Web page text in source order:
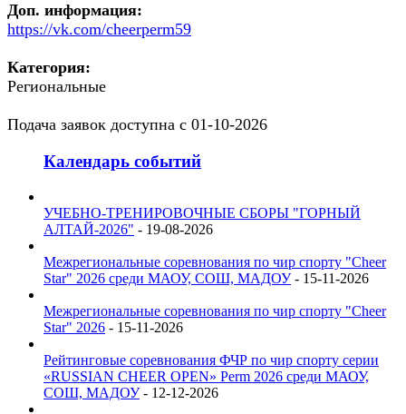
Доп. информация:
https://vk.com/cheerperm59
Категория:
Региональные
Подача заявок доступна с 01-10-2026
Календарь событий
УЧЕБНО-ТРЕНИРОВОЧНЫЕ СБОРЫ "ГОРНЫЙ
АЛТАЙ-2026" - 19-08-2026
Межрегиональные соревнования по чир спорту "Cheer
Star" 2026 среди МАОУ, СОШ, МАДОУ- 15-11-2026
Межрегиональные соревнования по чир спорту "Cheer
Star" 2026 - 15-11-2026
Рейтинговые соревнования ФЧР по чир спорту серии
«RUSSIAN CHEER OPEN» Perm 2026 среди МАОУ,
СОШ, МАДОУ- 12-12-2026